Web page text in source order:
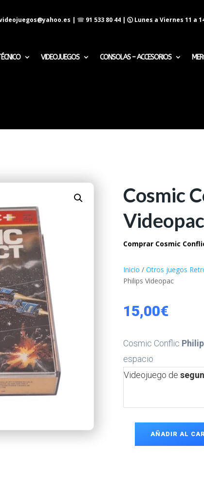
| ☎ 91 533 80 44| 🕦 Lunes a Viernes 11 a
VIDEOJUEGOS CONSOLAS – ACCESORIOS
Cosmic
Videopac
Comprar Cosmic
Inicio / Otros juegos
Philips Videopac
15,00€
Cosmic Conflic
espacio
Videojuego de
AÑADIR AL